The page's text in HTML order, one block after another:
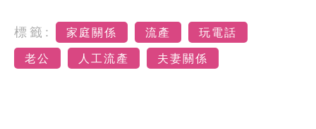
標籤: 家庭關係 流產
玩電話
老公
人工流產 夫妻關係